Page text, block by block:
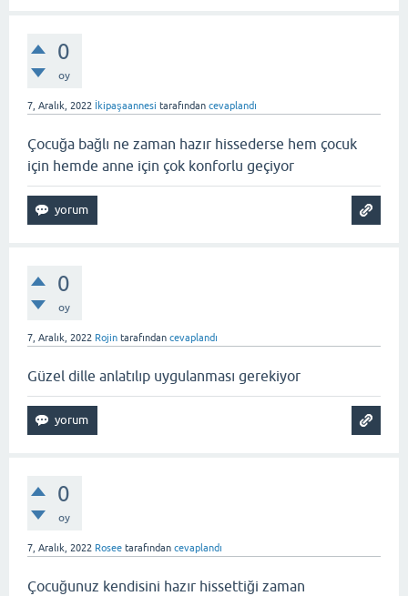
0
oy
7, Aralık, 2022 İkipaşaannesi tarafından cevaplandı
Çocuğa bağlı ne zaman hazır hissederse hem çocuk
için hemde anne için çok konforlu geçiyor
0
oy
7, Aralık, 2022 Rojin tarafından cevaplandı
Güzel dille anlatılıp uygulanması gerekiyor
0
oy
7, Aralık, 2022 Rosee tarafından cevaplandı
Çocuğunuz kendisini hazır hissettiği zaman